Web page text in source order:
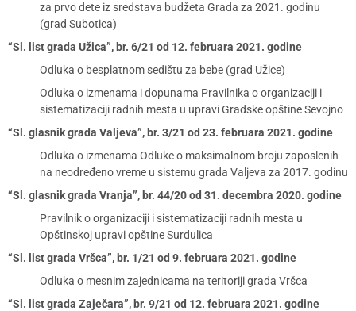
za prvo dete iz sredstava budžeta Grada za 2021. godinu
(grad Subotica)
“Sl. list grada Užica”, br. 6/21 od 12. februara 2021. godine
Odluka o besplatnom sedištu za bebe (grad Užice)
Odluka o izmenama i dopunama Pravilnika o organizaciji i
sistematizaciji radnih mesta u upravi Gradske opštine Sevojno
“Sl. glasnik grada Valjeva”, br. 3/21 od 23. februara 2021. godine
Odluka o izmenama Odluke o maksimalnom broju zaposlenih
na neodređeno vreme u sistemu grada Valjeva za 2017. godinu
“Sl. glasnik grada Vranja”, br. 44/20 od 31. decembra 2020. godine
Pravilnik o organizaciji i sistematizaciji radnih mesta u
Opštinskoj upravi opštine Surdulica
“Sl. list grada Vršca”, br. 1/21 od 9. februara 2021. godine
Odluka o mesnim zajednicama na teritoriji grada Vršca
“Sl. list grada Zaječara”, br. 9/21 od 12. februara 2021. godine